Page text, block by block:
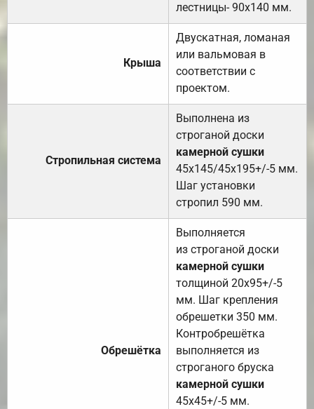
лестницы- 90х140 мм.
Крыша
Двускатная, ломаная
или вальмовая в
соответствии с
проектом.
Стропильная система
Выполнена из
строганой доски
камерной сушки
45х145/45х195+/-5 мм.
Шаг установки
стропил 590 мм.
Обрешётка
Выполняется
из строганой доски
камерной сушки
толщиной 20х95+/-5
мм. Шаг крепления
обрешетки 350 мм.
Контробрешётка
выполняется из
строганого бруска
камерной сушки
45х45+/-5 мм.